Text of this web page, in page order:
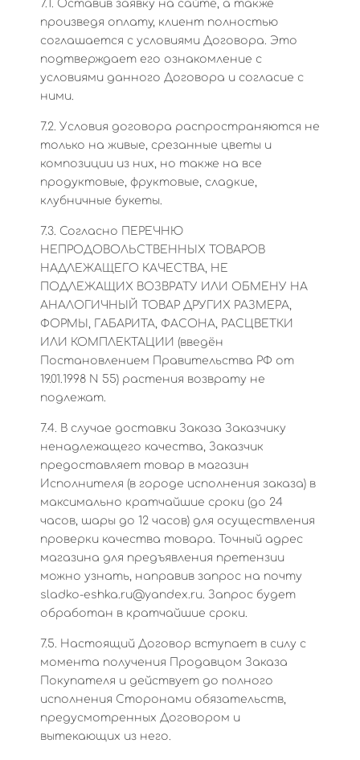
7.1. Оставив заявку на сайте, а также
произведя оплату, клиент полностью
соглашается с условиями Договора. Это
подтверждает его ознакомление с
условиями данного Договора и согласие с
ними.
7.2. Условия договора распространяются не
только на живые, срезанные цветы и
композиции из них, но также на все
продуктовые, фруктовые, сладкие,
клубничные букеты.
7.3. Согласно ПЕРЕЧНЮ
НЕПРОДОВОЛЬСТВЕННЫХ ТОВАРОВ
НАДЛЕЖАЩЕГО КАЧЕСТВА, НЕ
ПОДЛЕЖАЩИХ ВОЗВРАТУ ИЛИ ОБМЕНУ НА
АНАЛОГИЧНЫЙ ТОВАР ДРУГИХ РАЗМЕРА,
ФОРМЫ, ГАБАРИТА, ФАСОНА, РАСЦВЕТКИ
ИЛИ КОМПЛЕКТАЦИИ (введён
Постановлением Правительства РФ от
19.01.1998 N 55) растения возврату не
подлежат.
7.4. В случае доставки Заказа Заказчику
ненадлежащего качества, Заказчик
предоставляет товар в магазин
Исполнителя (в городе исполнения заказа) в
максимально кратчайшие сроки (до 24
часов, шары до 12 часов) для осуществления
проверки качества товара. Точный адрес
магазина для предъявления претензии
можно узнать, направив запрос на почту
sladko-eshka.ru@yandex.ru. Запрос будет
обработан в кратчайшие сроки.
7.5. Настоящий Договор вступает в силу с
момента получения Продавцом Заказа
Покупателя и действует до полного
исполнения Сторонами обязательств,
предусмотренных Договором и
вытекающих из него.